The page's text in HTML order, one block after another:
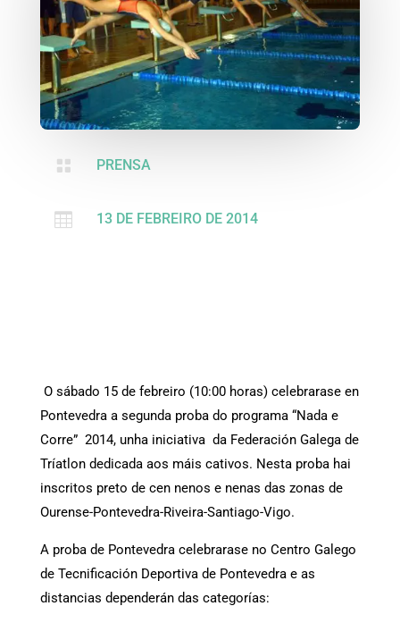
 PRENSA
 13 DE FEBREIRO DE 2014
O sábado 15 de febreiro (10:00 horas) celebrarase en
Pontevedra a segunda proba do programa “Nada e
Corre” 2014, unha iniciativa da Federación Galega de
Tríatlon dedicada aos máis cativos. Nesta proba hai
inscritos preto de cen nenos e nenas das zonas de
Ourense-Pontevedra-Riveira-Santiago-Vigo.
A proba de Pontevedra celebrarase no Centro Galego
de Tecnificación Deportiva de Pontevedra e as
distancias dependerán das categorías: